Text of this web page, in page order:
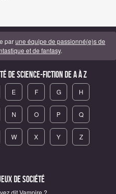
parune équipe de passionné(e)s de
et de fantasy.
de science-fiction de A à Z
E F G H
N O P Q
W X Y Z
de société